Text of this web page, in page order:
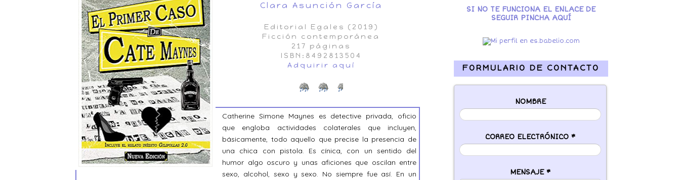
Clara Asunción García
Editorial Egales (2019)
Ficción contemporánea
217 páginas
ISBN:8492813504
Adquirir aquí
Catherine Simone Maynes es detective privada, oficio
que engloba actividades colaterales que incluyen,
básicamente, todo aquello que precise la presencia de
una chica con pistola. Es cínica, con un sentido del
humor algo oscuro y unas aficiones que oscilan entre
sexo, alcohol, sexo y sexo. No siempre fue así. En un
SI NO TE FUNCIONA EL ENLACE DE
SEGUIR PINCHA AQUÍ
FORMULARIO DE CONTACTO
NOMBRE
CORREO ELECTRÓNICO *
MENSAJE *